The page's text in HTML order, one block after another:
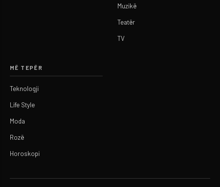
Muzikë
Teatër
TV
MË TEPËR
Teknologji
Life Style
Moda
Rozë
Horoskopi